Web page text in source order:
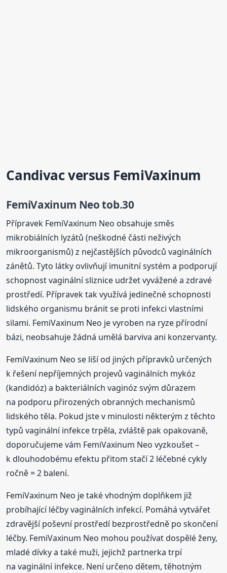
Candivacversus FemiVaxinum
FemiVaxinum Neo tob.30
Přípravek FemiVaxinum Neo obsahuje směs
mikrobiálních lyzátů (neškodné části neživých
mikroorganismů) z nejčastějších původců vaginálních
zánětů. Tyto látky ovlivňují imunitní systém a podporují
schopnost vaginální sliznice udržet vyvážené a zdravé
prostředí. Přípravek tak využívá jedinečné schopnosti
lidského organismu bránit se proti infekci vlastními
silami. FemiVaxinum Neo je vyroben na ryze přírodní
bázi, neobsahuje žádná umělá barviva ani konzervanty.
FemiVaxinum Neo se liší od jiných přípravků určených
k řešení nepříjemných projevů vaginálních mykóz
(kandidóz) a bakteriálních vaginóz svým důrazem
na podporu přirozených obranných mechanismů
lidského těla. Pokud jste v minulosti některým z těchto
typů vaginální infekce trpěla, zvláště pak opakovaně,
doporučujeme vám FemiVaxinum Neo vyzkoušet –
k dlouhodobému efektu přitom stačí 2 léčebné cykly
ročně = 2 balení.
FemiVaxinum Neo je také vhodným doplňkem již
probíhající léčby vaginálních infekcí. Pomáhá vytvářet
zdravější poševní prostředí bezprostředně po skončení
léčby. FemiVaxinum Neo mohou používat dospělé ženy,
mladé dívky a také muži, jejichž partnerka trpí
na vaginální infekce. Není určeno dětem, těhotným